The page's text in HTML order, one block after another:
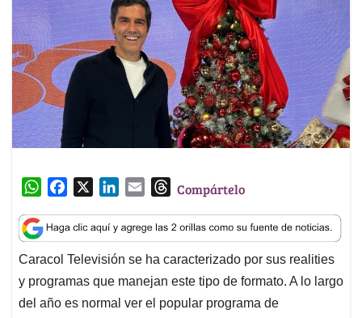
W
a
t
s
A
p
c
e
b
o
o
n
k
e
d
I
a
i
l
T
r
e
a
d
s
Compártelo
Caracol Televisión se ha caracterizado por sus realities
y programas que manejan este tipo de formato. A lo largo
del año es normal ver el popular programa de